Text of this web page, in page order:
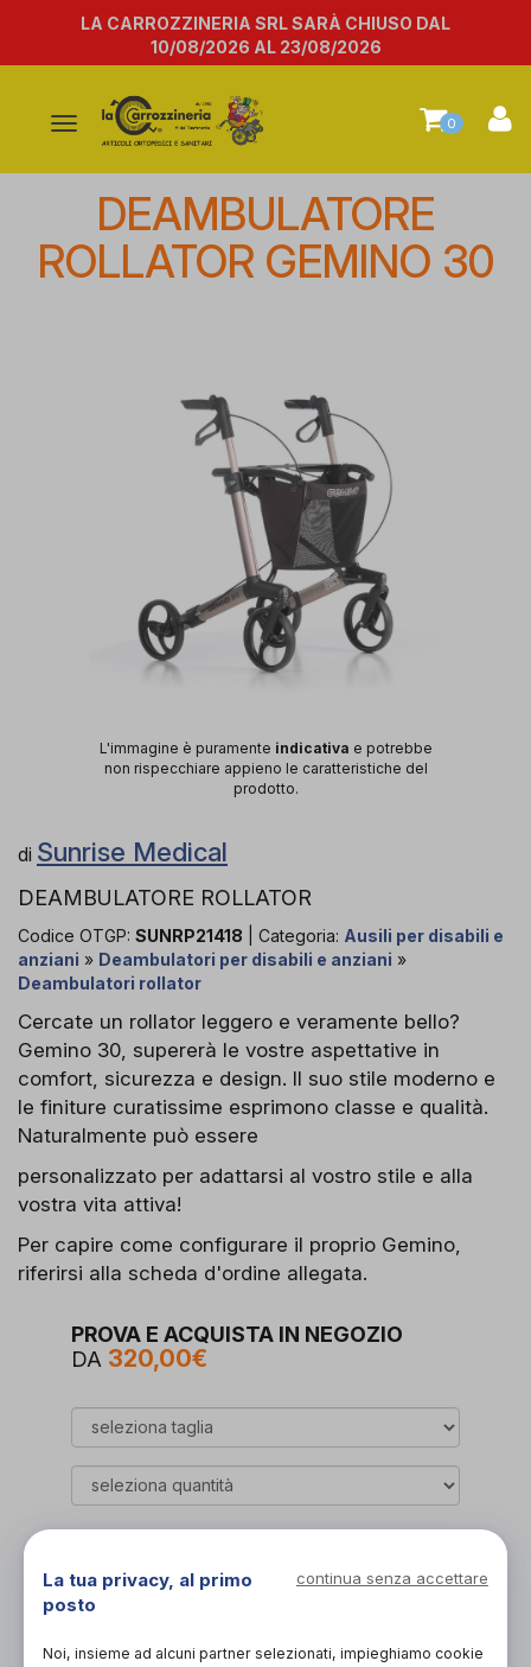
LA CARROZZINERIA SRL SARÀ CHIUSO DAL
10/08/2026 AL 23/08/2026
Attiva/disattiva
navigazione
0
DEAMBULATORE
ROLLATOR GEMINO 30
L'immagine è puramente indicativa e potrebbe
non rispecchiare appieno le caratteristiche del
prodotto.
di Sunrise Medical
DEAMBULATORE ROLLATOR
Codice OTGP: SUNRP21418 | Categoria: Ausili per disabili e
anziani » Deambulatori per disabili e anziani »
Deambulatori rollator
Cercate un rollator leggero e veramente bello?
Gemino 30, supererà le vostre aspettative in
comfort, sicurezza e design. Il suo stile moderno e
le finiture curatissime esprimono classe e qualità.
Naturalmente può essere
personalizzato per adattarsi al vostro stile e alla
vostra vita attiva!
Per capire come configurare il proprio Gemino,
riferirsi alla scheda d'ordine allegata.
PROVA E ACQUISTA IN NEGOZIO
DA 320,00€
La tua privacy, al primo
posto
continua senza accettare
Noi, insieme ad alcuni partner selezionati, impieghiamo cookie